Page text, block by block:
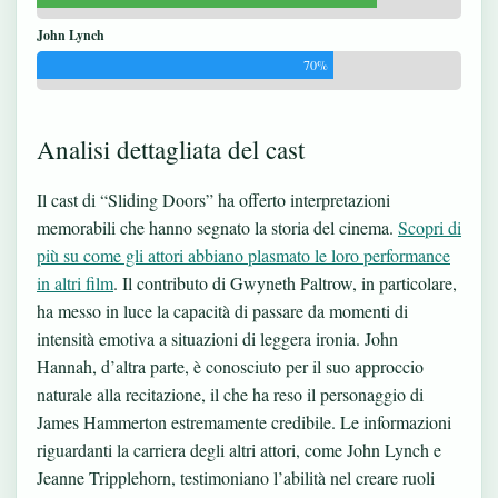
John Lynch
70%
Analisi dettagliata del cast
Il cast di “Sliding Doors” ha offerto interpretazioni
memorabili che hanno segnato la storia del cinema. Scopri di
più su come gli attori abbiano plasmato le loro performance
in altri film. Il contributo di Gwyneth Paltrow, in particolare,
ha messo in luce la capacità di passare da momenti di
intensità emotiva a situazioni di leggera ironia. John
Hannah, d’altra parte, è conosciuto per il suo approccio
naturale alla recitazione, il che ha reso il personaggio di
James Hammerton estremamente credibile. Le informazioni
riguardanti la carriera degli altri attori, come John Lynch e
Jeanne Tripplehorn, testimoniano l’abilità nel creare ruoli